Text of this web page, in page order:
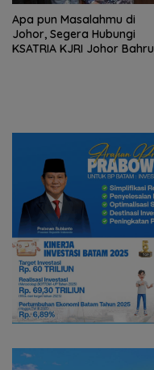
Apa pun Masalahmu di
Johor, Segera Hubungi
KSATRIA KJRI Johor Bahru